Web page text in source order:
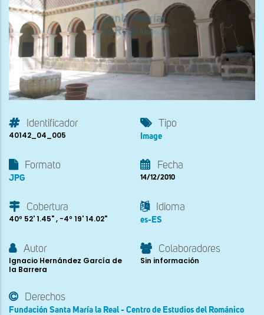
Identificador
40142_04_005
Tipo
Image
Formato
JPG
Fecha
14/12/2010
Cobertura
40º 52' 1.45" , -4º 19' 14.02"
Idioma
es-ES
Autor
Ignacio Hernández García de
la Barrera
Colaboradores
Sin información
Derechos
Fundación Santa María la Real - Centro de Estudios del Románico